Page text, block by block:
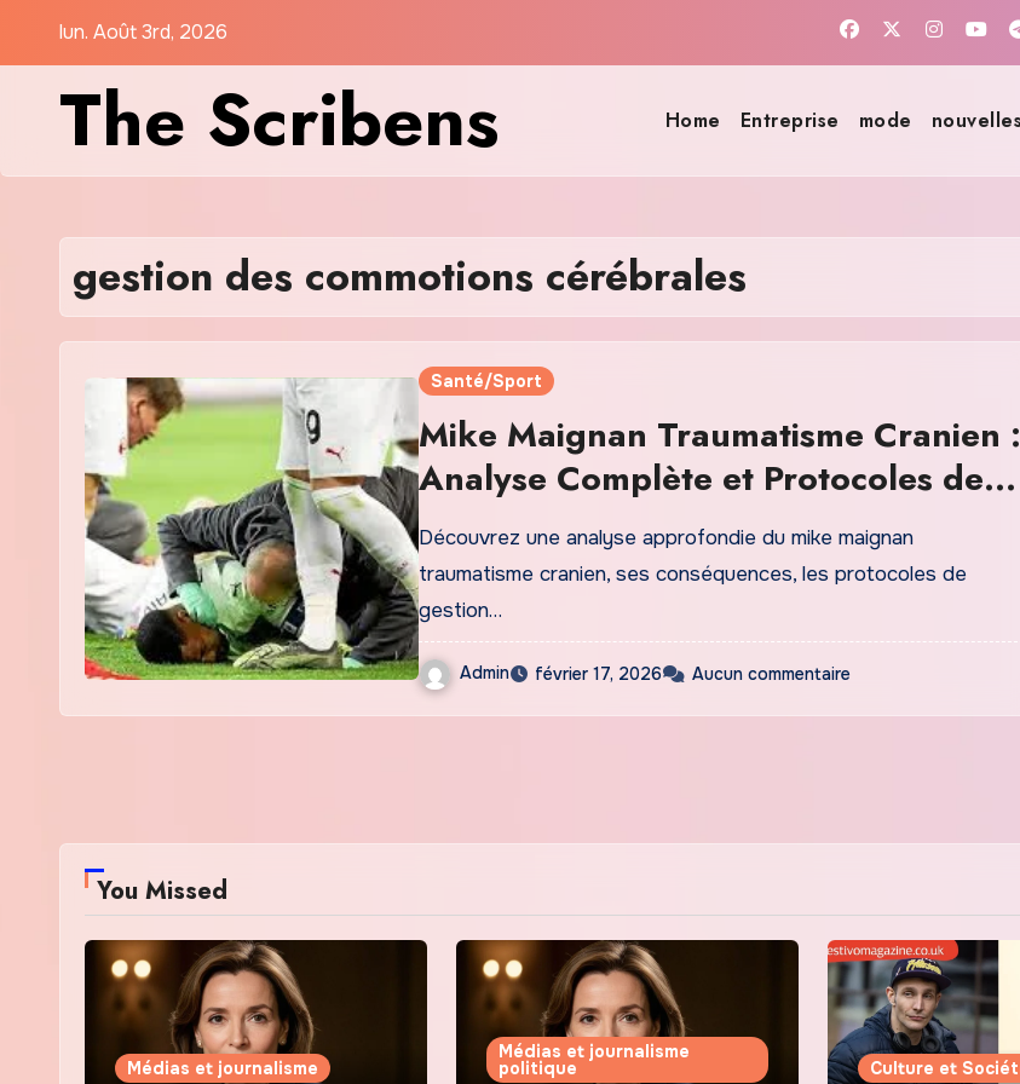
lun. Août 3rd, 2026
The Scribens Home Entreprise mode nouvelles
gestion des commotions cérébrales
Santé/Sport
Mike Maignan Traumatisme Cranien :
Analyse Complète et Protocoles de
Sécurité Modernes
Découvrez une analyse approfondie du mike maignan
traumatisme cranien, ses conséquences, les protocoles de
gestion…
Admin février 17, 2026 Aucun commentaire
You Missed
Médias et journalisme
Médias et journalisme
politique Culture et